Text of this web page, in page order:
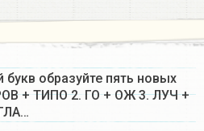
букв образуйте пять новых
+ ТИПО 2. ГО + ОЖ 3. ЛУЧ +